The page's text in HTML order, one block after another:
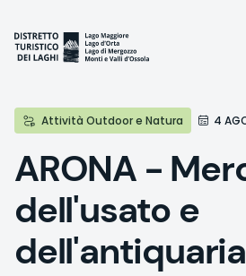
contenu
principal
Attività Outdoor e Natura 4
ARONA -
dell'usato e